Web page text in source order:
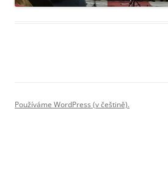
Používáme WordPress (v češtině).